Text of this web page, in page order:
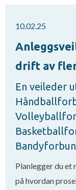
10.02.25
drift av
En veileder
Planlegger du et
på hvordan